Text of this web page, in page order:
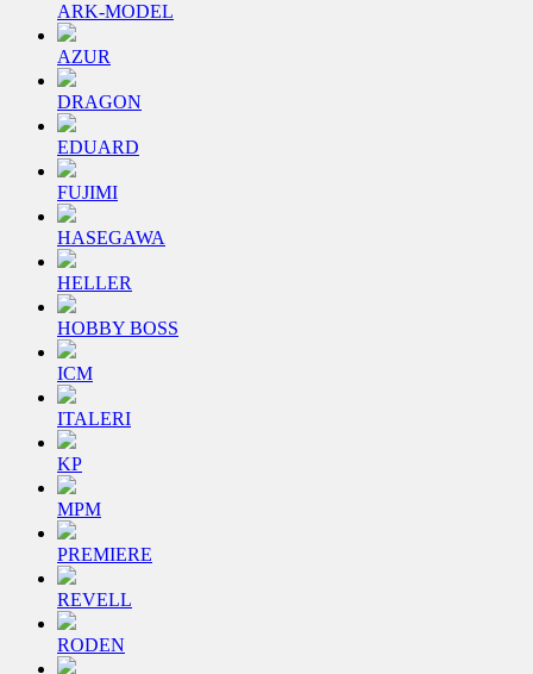
ARK-MODEL
AZUR
DRAGON
EDUARD
FUJIMI
HASEGAWA
HELLER
HOBBY BOSS
ICM
ITALERI
KP
MPM
PREMIERE
REVELL
RODEN